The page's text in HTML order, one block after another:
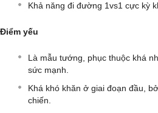
Khả năng đi đường 1vs1 cực kỳ
Điểm yếu
Là mẫu tướng, phục thuộc khá
sức mạnh.
Khá khó khăn ở giai đoạn đầu,
chiến.